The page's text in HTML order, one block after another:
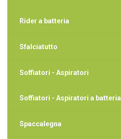
Rider a batteria
Sfalciatutto
Soffiatori - Aspiratori
Soffiatori - Aspiratori a batteria
Spaccalegna